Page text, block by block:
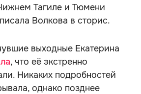
Тагиле и Тюмени
Волкова в сторис.
выходные Екатерина
, что её экстренно
Никаких подробностей
однако позднее